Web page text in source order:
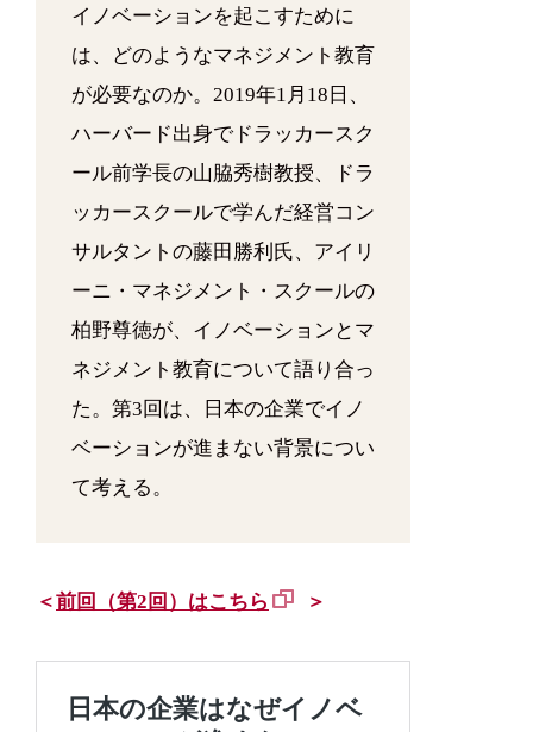
イノベーションを起こすために
は、どのようなマネジメント教育
が必要なのか。2019年1月18日、
ハーバード出身でドラッカースク
ール前学長の山脇秀樹教授、ドラ
ッカースクールで学んだ経営コン
サルタントの藤田勝利氏、アイリ
ーニ・マネジメント・スクールの
柏野尊徳が、イノベーションとマ
ネジメント教育について語り合っ
た。第3回は、日本の企業でイノ
ベーションが進まない背景につい
て考える。
＜前回（第2回）はこちら ＞